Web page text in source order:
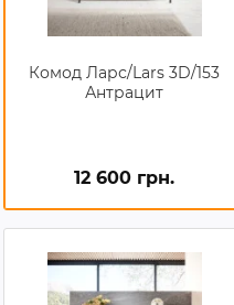
Комод Ларс/Lars 3D/153
Антрацит
12 600 грн.